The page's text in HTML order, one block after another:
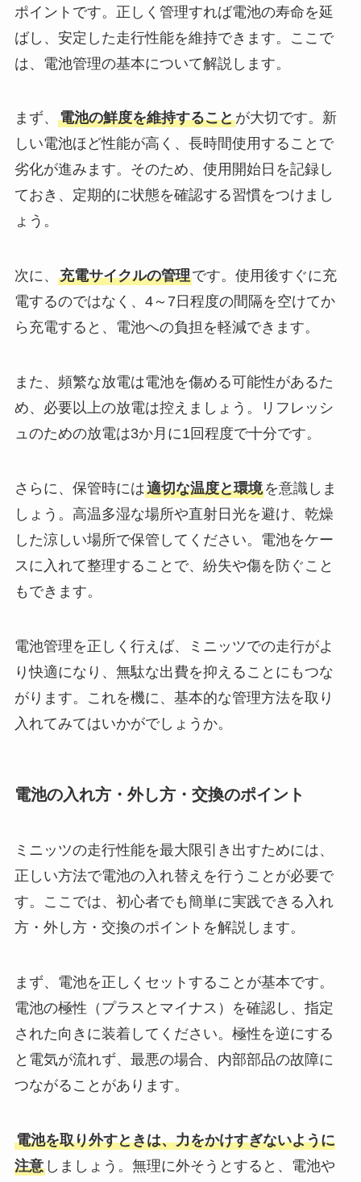
ポイントです。正しく管理すれば電池の寿命を延
ばし、安定した走行性能を維持できます。ここで
は、電池管理の基本について解説します。
まず、 電池の鮮度を維持することが大切です。新
しい電池ほど性能が高く、長時間使用することで
劣化が進みます。そのため、使用開始日を記録し
ておき、定期的に状態を確認する習慣をつけまし
ょう。
次に、 充電サイクルの管理です。使用後すぐに充
電するのではなく、4～7日程度の間隔を空けてか
ら充電すると、電池への負担を軽減できます。
また、頻繁な放電は電池を傷める可能性があるた
め、必要以上の放電は控えましょう。リフレッシ
ュのための放電は3か月に1回程度で十分です。
さらに、保管時には適切な温度と環境を意識しま
しょう。高温多湿な場所や直射日光を避け、乾燥
した涼しい場所で保管してください。電池をケー
スに入れて整理することで、紛失や傷を防ぐこと
もできます。
電池管理を正しく行えば、ミニッツでの走行がよ
り快適になり、無駄な出費を抑えることにもつな
がります。これを機に、基本的な管理方法を取り
入れてみてはいかがでしょうか。
電池の入れ方・外し方・交換のポイント
ミニッツの走行性能を最大限引き出すためには、
正しい方法で電池の入れ替えを行うことが必要で
す。ここでは、初心者でも簡単に実践できる入れ
方・外し方・交換のポイントを解説します。
まず、電池を正しくセットすることが基本です。
電池の極性（プラスとマイナス）を確認し、指定
された向きに装着してください。極性を逆にする
と電気が流れず、最悪の場合、内部部品の故障に
つながることがあります。
電池を取り外すときは、力をかけすぎないように
注意しましょう。無理に外そうとすると、電池や